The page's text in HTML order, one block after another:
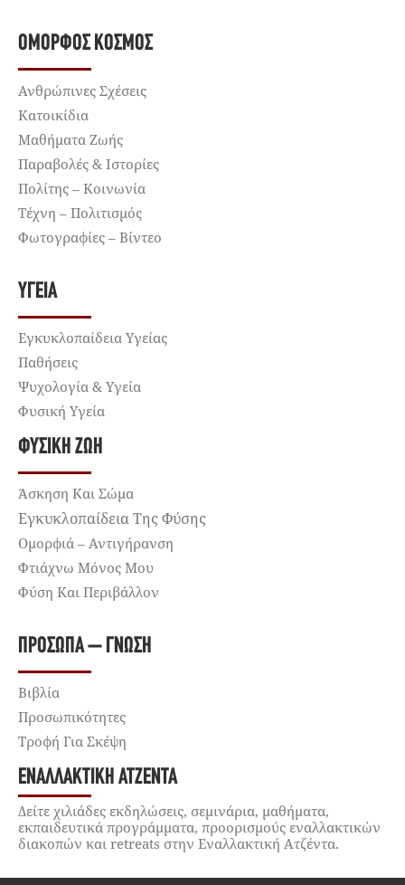
ΌΜΟΡΦΟΣ ΚΌΣΜΟΣ
Ανθρώπινες Σχέσεις
Κατοικίδια
Μαθήματα Ζωής
Παραβολές & Ιστορίες
Πολίτης – Κοινωνία
Τέχνη – Πολιτισμός
Φωτογραφίες – Βίντεο
ΥΓΕΊΑ
Εγκυκλοπαίδεια Υγείας
Παθήσεις
Ψυχολογία & Υγεία
Φυσική Υγεία
ΦΥΣΙΚΉ ΖΩΉ
Άσκηση Και Σώμα
Εγκυκλοπαίδεια Της Φύσης
Ομορφιά – Αντιγήρανση
Φτιάχνω Μόνος Μου
Φύση Και Περιβάλλον
ΠΡΌΣΩΠΑ – ΓΝΏΣΗ
Βιβλία
Προσωπικότητες
Τροφή Για Σκέψη
ΕΝΑΛΛΑΚΤΙΚΉ ΑΤΖΈΝΤΑ
Δείτε χιλιάδες εκδηλώσεις, σεμινάρια, μαθήματα,
εκπαιδευτικά προγράμματα, προορισμούς εναλλακτικών
διακοπών και retreats στην Εναλλακτική Ατζέντα.